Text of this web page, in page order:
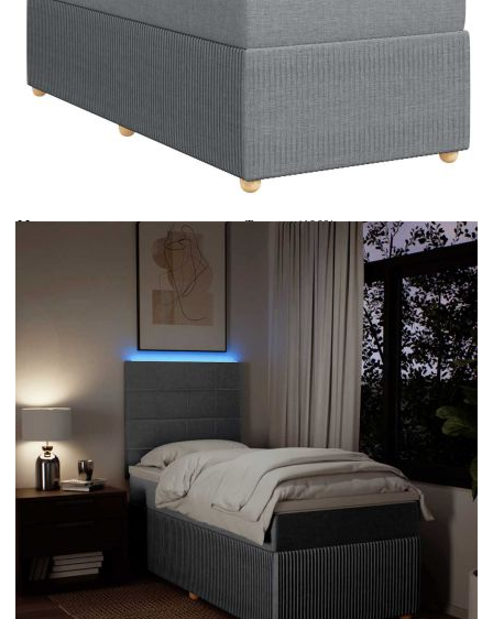
Време за доставка: 5 до 9 дни
Безплатна доставка до адрес при плащане по банков път
Материал:
Текстил (100% полиестер)
90 x 190 x 5 см (Ш x Д x В)
Материал на пълнежа:
Дължина на захранващия кабел:
Клас на защита:
Дължина на USB кабела:
Материал за пълнеж:
Покет пружини, пяна
Купи на изплащане
Боксспринг легло с матрак, светлосива, 90x190 см,
плат
Please select credit institution
Цена на продукта: €317.00